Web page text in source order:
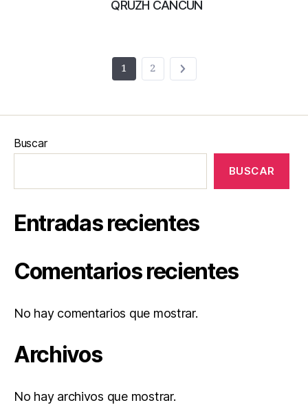
QRUZH CANCÚN
1 2
Buscar
BUSCAR
Entradas recientes
Comentarios recientes
No hay comentarios que mostrar.
Archivos
No hay archivos que mostrar.